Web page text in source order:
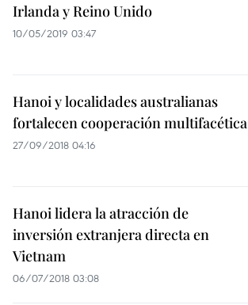
Irlanda y Reino Unido
10/05/2019 03:47
Hanoi y localidades australianas
fortalecen cooperación multifacética
27/09/2018 04:16
Hanoi lidera la atracción de
inversión extranjera directa en
Vietnam
06/07/2018 03:08